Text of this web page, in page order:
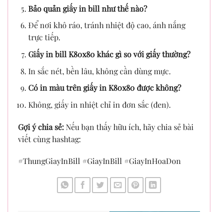
Bảo quản giấy in bill như thế nào?
Để nơi khô ráo, tránh nhiệt độ cao, ánh nắng
trực tiếp.
Giấy in bill K80x80 khác gì so với giấy thường?
In sắc nét, bền lâu, không cần dùng mực.
Có in màu trên giấy in K80x80 được không?
Không, giấy in nhiệt chỉ in đơn sắc (đen).
Gợi ý chia sẻ: Nếu bạn thấy hữu ích, hãy chia sẻ bài
viết cùng hashtag:
#ThungGiayInBill #GiayInBill #GiayInHoaDon